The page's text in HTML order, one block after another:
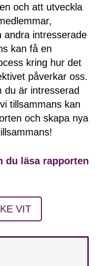
och att utveckla
andra intresserade
kan få en
kring hur det
påverkar oss.
du är intresserad
tillsammans kan
och skapa nya
du läsa rapporten
VIT